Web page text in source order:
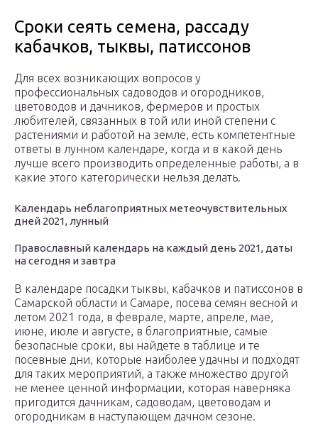
Сроки сеять семена, рассаду
кабачков, тыквы, патиссонов
Для всех возникающих вопросов у
профессиональных садоводов и огородников,
цветоводов и дачников, фермеров и простых
любителей, связанных в той или иной степени с
растениями и работой на земле, есть компетентные
ответы в лунном календаре, когда и в какой день
лучше всего производить определенные работы, а в
какие этого категорически нельзя делать.
Календарь неблагоприятных метеочувствительных
дней 2021, лунный
Православный календарь на каждый день 2021, даты
на сегодня и завтра
В календаре посадки тыквы, кабачков и патиссонов в
Самарской области и Самаре, посева семян весной и
летом 2021 года, в феврале, марте, апреле, мае,
июне, июле и августе, в благоприятные, самые
безопасные сроки, вы найдете в таблице и те
посевные дни, которые наиболее удачны и подходят
для таких мероприятий, а также множество другой
не менее ценной информации, которая наверняка
пригодится дачникам, садоводам, цветоводам и
огородникам в наступающем дачном сезоне.